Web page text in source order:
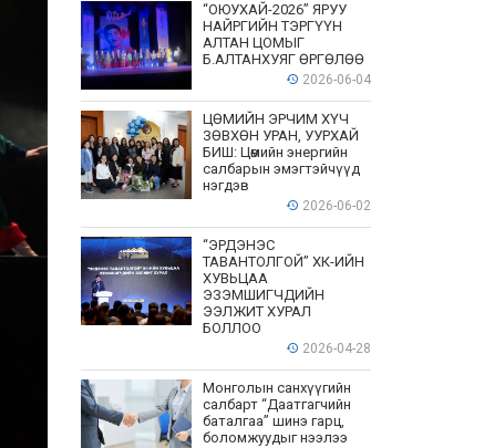
“ОЮУХАЙ-2026” ЯРУУ
НАЙРГИЙН ТЭРГҮҮН
АЛТАН ЦОМЫГ
Б.АЛТАНХУЯГ ӨРГӨЛӨӨ
2026-06-04
ЦӨМИЙН ЭРЧИМ ХҮЧ
ЗӨВХӨН УРАН, УУРХАЙ
БИШ: Цөмийн энергийн
салбарын эмэгтэйчүүд
нэгдэв
2026-06-02
“ЭРДЭНЭС
ТАВАНТОЛГОЙ” ХК-ИЙН
ХУВЬЦАА
ЭЗЭМШИГЧДИЙН
ЭЭЛЖИТ ХУРАЛ
БОЛЛОО
2026-04-28
Монголын санхүүгийн
салбарт “Даатгагчийн
баталгаа” шинэ гарц,
боломжуудыг нээлээ